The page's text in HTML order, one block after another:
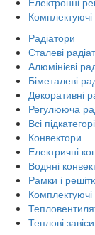
Комплектуючі
Радіатори
Сталеві
Алюмінієві
Біметалеві
Декоративні
Регулююча
Всі
Конвектори
Електричні
Водяні
Рамки і
Теплові завіси